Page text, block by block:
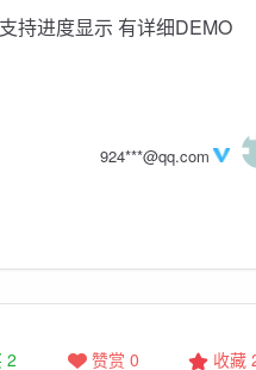
持进度显示 有详细DEMO
924***@qq.com
收藏
赞赏 0
2